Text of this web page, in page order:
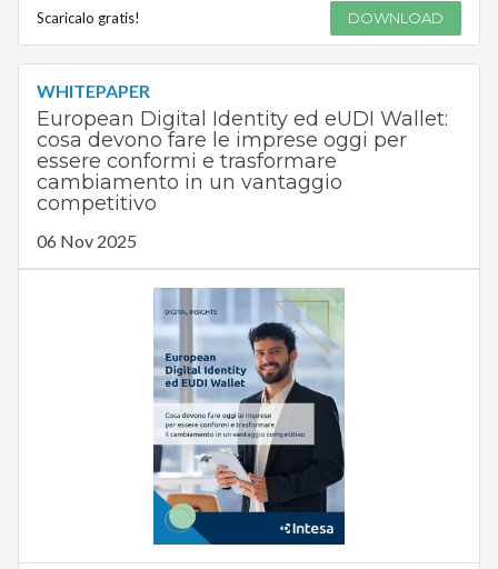
Scaricalo gratis! DOWNLOAD
WHITEPAPER
European Digital Identity ed eUDI Wallet:
cosa devono fare le imprese oggi per
essere conformi e trasformare
cambiamento in un vantaggio
competitivo
06 Nov 2025